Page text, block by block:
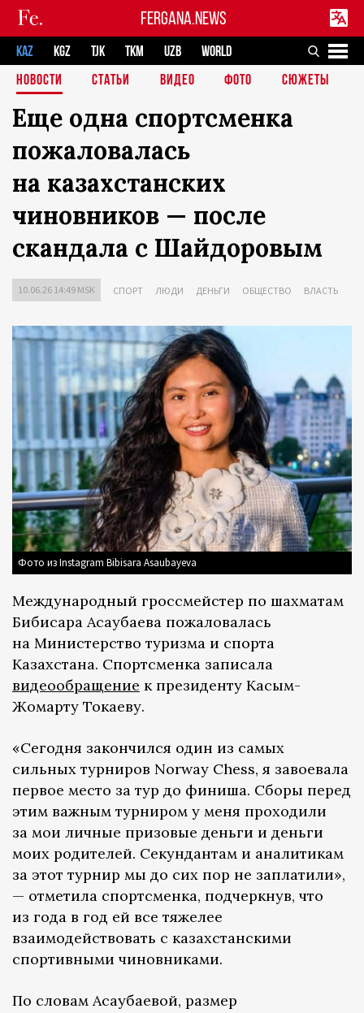
FERGANA.NEWS
KAZ KGZ TJK TKM UZB
WORLD
НОВОСТИ
СТАТЬИ ВИДЕО ФОТО СЮЖЕТЫ
Еще одна спортсменка
пожаловалась
на казахстанских
чиновников — после
скандала с Шайдоровым
10.06.26 14:49 MSK СПОРТ ЛЮДИ ДЕНЬГИ ОБЩЕСТВО ВЛАСТЬ
Фото из Instagram Bibisara Asaubayeva
Международный гроссмейстер по шахматам
Бибисара Асаубаева пожаловалась
на Министерство туризма и спорта
Казахстана. Спортсменка записала
видеообращение к президенту Касым-
Жомарту Токаеву.
«Сегодня закончился один из самых
сильных турниров Norway Chess, я завоевала
первое место за тур до финиша. Сборы перед
этим важным турниром у меня проходили
за мои личные призовые деньги и деньги
моих родителей. Секундантам и аналитикам
за этот турнир мы до сих пор не заплатили»,
— отметила спортсменка, подчеркнув, что
из года в год ей все тяжелее
взаимодействовать с казахстанскими
спортивными чиновниками.
По словам Асаубаевой, размер